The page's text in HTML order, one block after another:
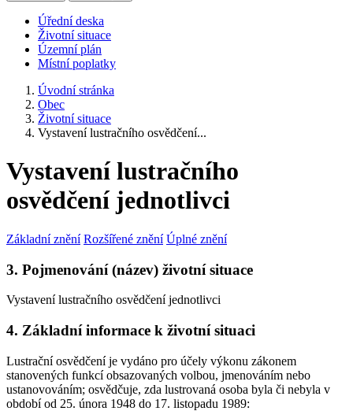
Úřední deska
Životní situace
Územní plán
Místní poplatky
Úvodní stránka
Obec
Životní situace
Vystavení lustračního osvědčení...
Vystavení lustračního
osvědčení jednotlivci
Základní znění Rozšířené znění Úplné znění
3. Pojmenování (název) životní situace
Vystavení lustračního osvědčení jednotlivci
4. Základní informace k životní situaci
Lustrační osvědčení je vydáno pro účely výkonu zákonem
stanovených funkcí obsazovaných volbou, jmenováním nebo
ustanovováním; osvědčuje, zda lustrovaná osoba byla či nebyla v
období od 25. února 1948 do 17. listopadu 1989: